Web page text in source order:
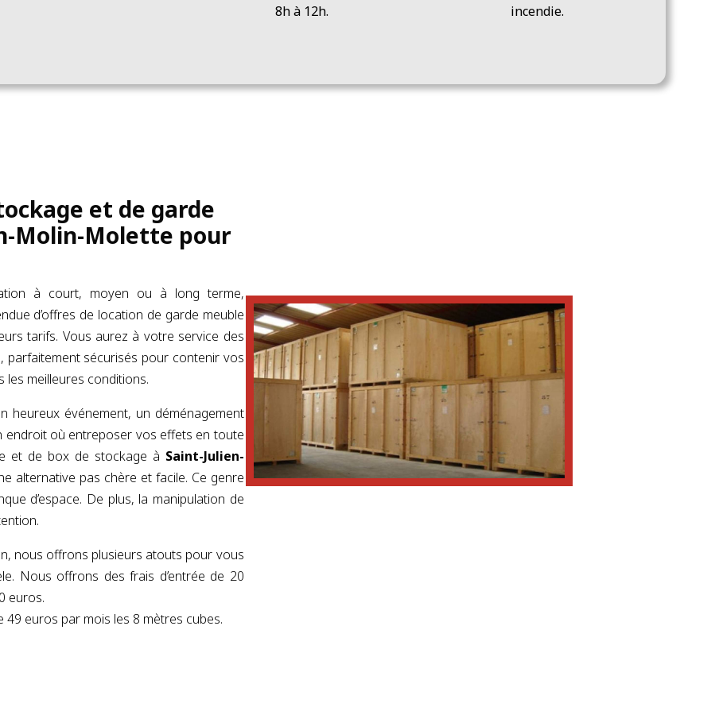
8h à 12h.
incendie.
et de garde
Molin-Molette pour
à court, moyen ou à long terme,
d’offres de location de garde meuble
tarifs. Vous aurez à votre service des
sécurisés pour contenir vos
meilleures conditions.
heureux événement, un déménagement
endroit où entreposer vos effets en toute
et de box de stockage à Saint-Julien-
alternative pas chère et facile. Ce genre
d’espace. De plus, la manipulation de
nous offrons plusieurs atouts pour vous
Nous offrons des frais d’entrée de 20
euros.
euros par mois les 8 mètres cubes.